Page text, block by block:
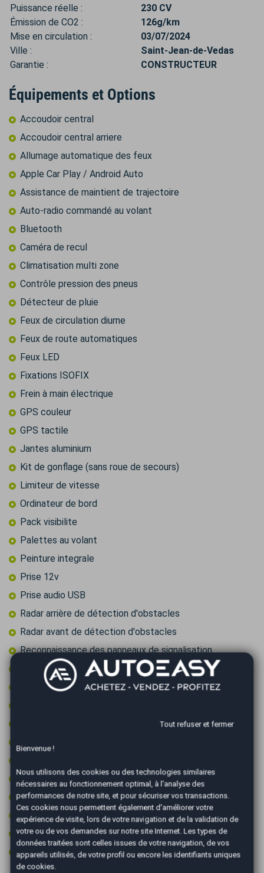
Puissance réelle :
230 CV
Émission de CO2 :
126g/km
Mise en circulation :
03/07/2024
Ville :
Saint-Jean-de-Vedas
Garantie :
CONSTRUCTEUR
Équipements et Options
Accoudoir central
Accoudoir central arriere
Allumage automatique des feux
Apple Car Play / Android Auto
Assistance de maintient de trajectoire
Auto-radio commandé au volant
Bluetooth
Caméra de recul
Climatisation multi zone
Contrôle pression des pneus
Détecteur de pluie
Feux de circulation diurne
Feux de route automatiques
Feux LED
Fixations ISOFIX
Frein à main électrique
GPS couleur
GPS tactile
Jantes aluminium
Kit de gonflage (sans roue de secours)
Limiteur de vitesse
Ordinateur de bord
Pack visibilite
Palettes au volant
Peinture integrale
Prise 12v
Prise audio USB
Radar arrière de détection d'obstacles
Radar avant de détection d'obstacles
Reconnaissance des panneaux de signalisation
Régulateur de vitesse adaptatif
Retroviseur intérieur électrochrome
Rétroviseurs rabattables électriquement
Type Essieu 4x2
Vitres surteintées
Volant cuir
Volant multifonctions
Volant sport
Tout refuser et fermer
Bienvenue !
Nous utilisons des cookies ou des technologies similaires
nécessaires au fonctionnement optimal, à l'analyse des
performances de notre site, et pour sécuriser vos transactions.
Ces cookies nous permettent également d'améliorer votre
expérience de visite, lors de votre navigation et de la validation de
votre ou de vos demandes sur notre site Internet. Les types de
données traitées sont celles issues de votre navigation, de vos
appareils utilisés, de votre profil ou encore les identifiants uniques
de cookies.